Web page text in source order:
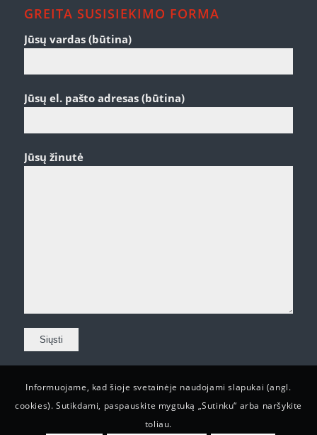
GREITA SUSISIEKIMO FORMA
Jūsų vardas (būtina)
Jūsų el. pašto adresas (būtina)
Jūsų žinutė
Informuojame, kad šioje svetainėje naudojami slapukai (angl.
cookies). Sutikdami, paspauskite mygtuką „Sutinku“ arba naršykite
toliau.